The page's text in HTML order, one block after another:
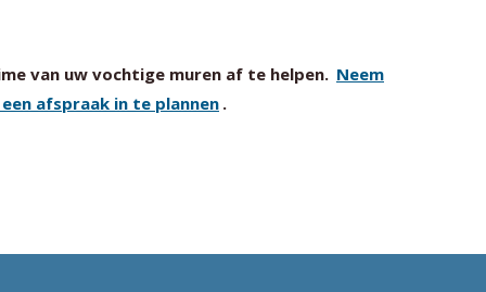
van uw vochtige muren af te helpen. Neem
afspraak in te plannen .